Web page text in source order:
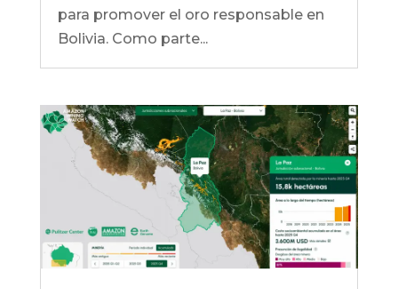
para promover el oro responsable en
Bolivia. Como parte...